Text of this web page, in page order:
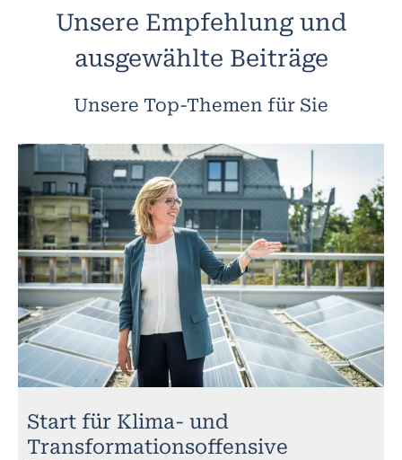
Unsere Empfehlung und
ausgewählte Beiträge
Unsere Top-Themen für Sie
Start für Klima- und
Transformationsoffensive